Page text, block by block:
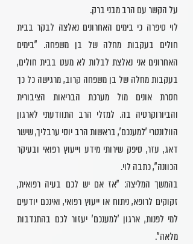
על הקשר עם הרב מבני ברק.
לוי סיפרה כי בימים האחרונים נאלצה לבקר בבית
חולים בעקבות מחלה של בן משפחה. "בימים
האחרונים אני נאלצת לבלות לא מעט בבית חולים,
בעקבות מחלה של בן משפחה קרוב, מרגישה כל כך
חסרת אונים מול מערכת הבריאות הציבורית
והביורוקרטיה בה. למזלי הרב התוודעתי לארגון
הוולונטרי 'למענכם', בראשות הרב יוסי ערבליך, שישר
דאג, עזר, סיפק שירותי מידע וייעוץ רפואי ובעיקר
הכוונה", כתבה לוי.
בהמשך המליצה: "אז אם יש לכם בעיה רפואית,
זקוקים לרופא, ניתוח או ייעוץ רפואי, ואינכם יודעים
למי לפנות, ארגון 'למענכם' יעזור לכם בהתנדבות
מלאה".